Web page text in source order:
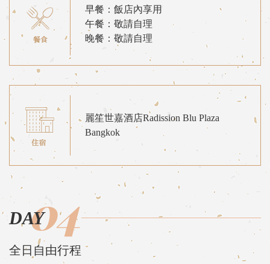
早餐：飯店內享用
午餐：敬請自理
晚餐：敬請自理
麗笙世嘉酒店Radission Blu Plaza
Bangkok
DAY04
全日自由行程